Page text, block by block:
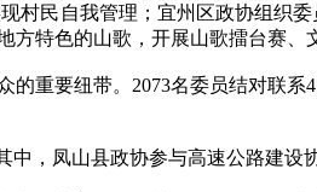
村民自我管理；宜州区政协组织
特色的山歌，开展山歌擂台赛、
要纽带。2073名委员结对联系
凤山县政协参与高速公路建设